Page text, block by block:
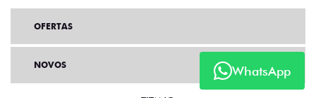
WhatsApp
OFERTAS
NOVOS